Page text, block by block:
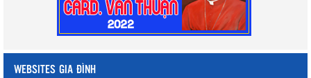
WEBSITES GIA ĐÌNH